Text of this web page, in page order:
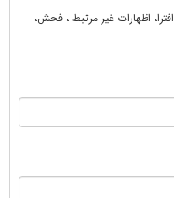
اظهارات غير مرتبط ، فحش،